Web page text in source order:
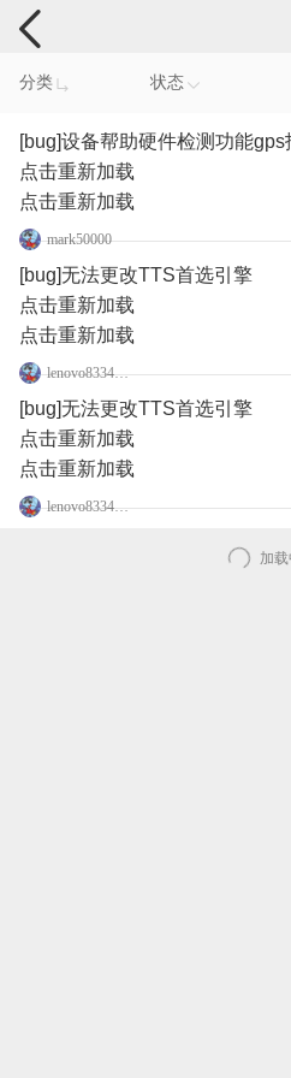
手机反馈
分类 状态
[bug]设备帮助硬件检测功能gps
点击重新加载
点击重新加载
mark50000
[bug]无法更改TTS首选引擎
点击重新加载
点击重新加载
lenovo83342864
[bug]无法更改TTS首选引擎
点击重新加载
点击重新加载
lenovo83342864
加